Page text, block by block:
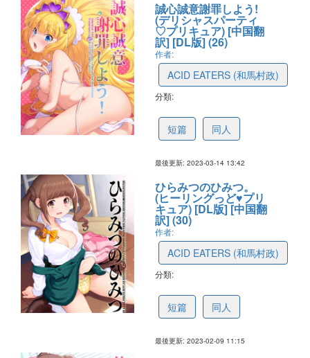
誠心誠意謝罪しよう!
(デリシャスパーティ
♡プリキュア) [中国翻
訳] [DL版] (26)
作者:
ACID EATERS (和馬村政)
分類:
短篇 同人
最後更新: 2023-03-14 13:42
ひらみつのひみつ。
(ヒーリングっど♥プリ
キュア) [DL版] [中国翻
訳] (30)
作者:
ACID EATERS (和馬村政)
分類:
短篇 同人
最後更新: 2023-02-09 11:15